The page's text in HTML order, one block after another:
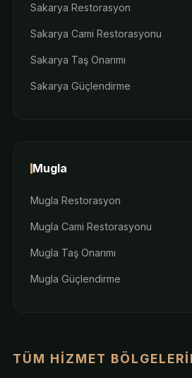
Sakarya Restorasyon
Sakarya Cami Restorasyonu
Sakarya Taş Onarımı
Sakarya Güçlendirme
Mugla
Mugla Restorasyon
Mugla Cami Restorasyonu
Mugla Taş Onarımı
Mugla Güçlendirme
TÜM HIZMET